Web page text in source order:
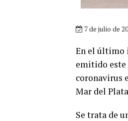
7 de julio de
En el último
emitido este
coronavirus
Mar del
Se trata de